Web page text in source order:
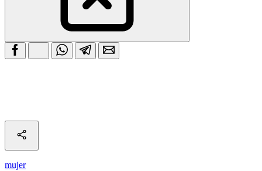
mujer